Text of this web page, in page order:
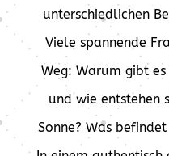
unterschiedlichen
Viele spannende
Weg: Warum gibt
und wie entstehen
Sonne? Was